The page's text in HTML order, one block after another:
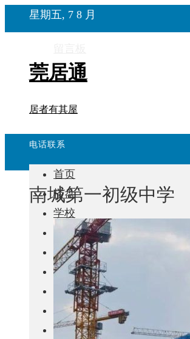
星期五, 7 8 月
莞居通
居者有其屋
电话联系
首页
楼盘
学校
住宅
自建房
东莞
城市更新
房产政策
中国
南城第一初级中学